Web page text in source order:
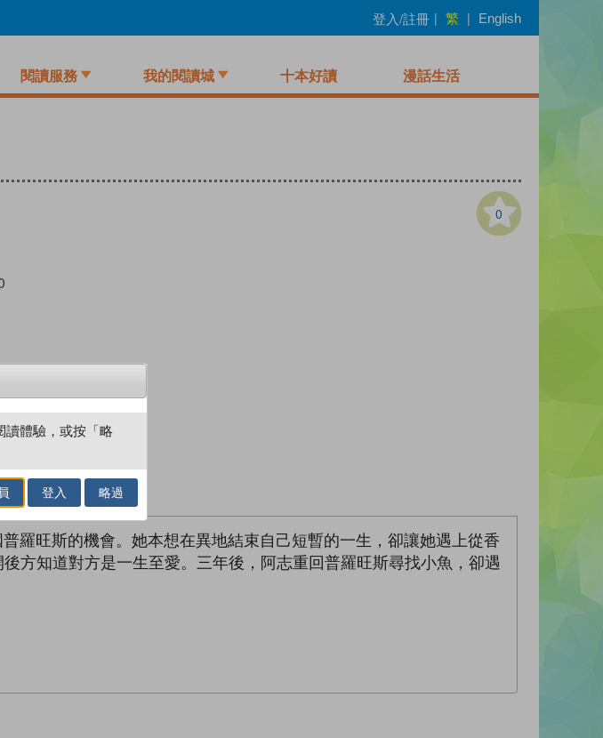
登入/註冊 | 繁 | English
閱讀服務 我的閱讀城 十本好讀 漫話生活
0
羅旺斯的機會。她本想在異地結束自己短暫的一生，卻讓她遇上從香
方知道對方是一生至愛。三年後，阿志重回普羅旺斯尋找小魚，卻遇
讀體驗，或按「略
登入 略過